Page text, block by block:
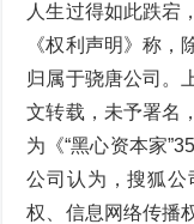
人生过得如此跌宕
《权利声明》称
归属于骁唐公司。
文转载，未予署名
为《“黑心资本家
公司认为，搜狐
权、信息网络传播